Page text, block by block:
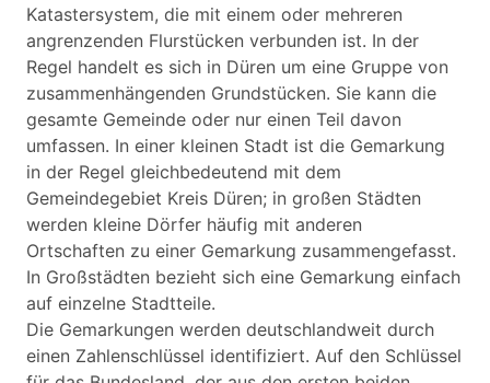
Katastersystem, die mit einem oder mehreren
angrenzenden Flurstücken verbunden ist. In der
Regel handelt es sich in Düren um eine Gruppe von
zusammenhängenden Grundstücken. Sie kann die
gesamte Gemeinde oder nur einen Teil davon
umfassen. In einer kleinen Stadt ist die Gemarkung
in der Regel gleichbedeutend mit dem
Gemeindegebiet Kreis Düren; in großen Städten
werden kleine Dörfer häufig mit anderen
Ortschaften zu einer Gemarkung zusammengefasst.
In Großstädten bezieht sich eine Gemarkung einfach
auf einzelne Stadtteile.
Die Gemarkungen werden deutschlandweit durch
einen Zahlenschlüssel identifiziert. Auf den Schlüssel